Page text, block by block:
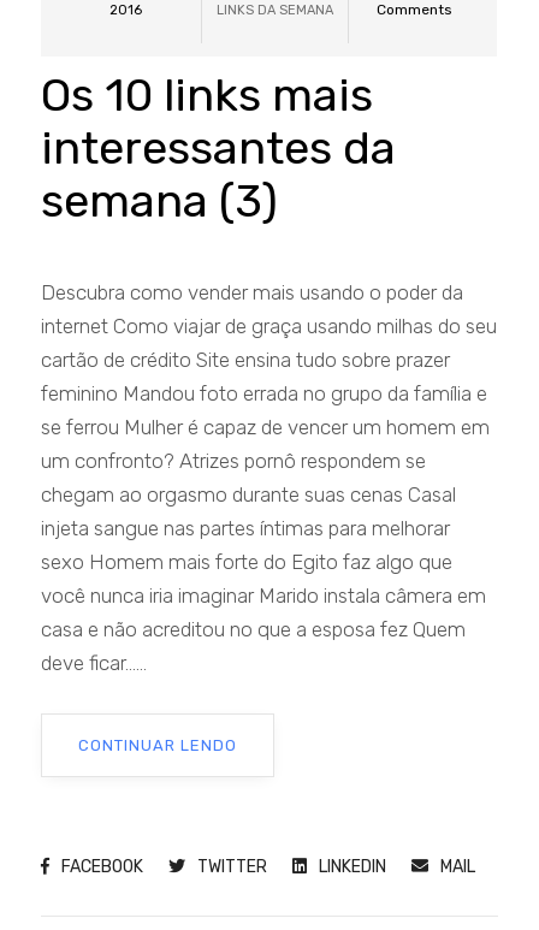
2016
LINKS DA SEMANA
Comments
Os 10 links mais
interessantes da
semana (3)
Descubra como vender mais usando o poder da
internet Como viajar de graça usando milhas do seu
cartão de crédito Site ensina tudo sobre prazer
feminino Mandou foto errada no grupo da família e
se ferrou Mulher é capaz de vencer um homem em
um confronto? Atrizes pornô respondem se
chegam ao orgasmo durante suas cenas Casal
injeta sangue nas partes íntimas para melhorar
sexo Homem mais forte do Egito faz algo que
você nunca iria imaginar Marido instala câmera em
casa e não acreditou no que a esposa fez Quem
deve ficar......
CONTINUAR LENDO
FACEBOOK TWITTER LINKEDIN MAIL